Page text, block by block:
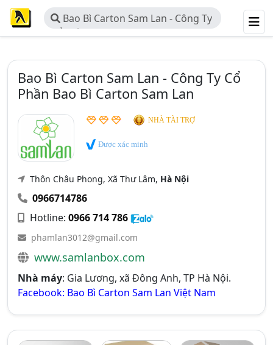
Bao Bì Carton Sam Lan - Công Ty
Cổ Phần Bao Bì Carton Sam Lan
Bao Bì Carton Sam Lan - Công Ty Cổ
Phần Bao Bì Carton Sam Lan
NHÀ TÀI TRỢ
Được xác minh
Thôn Châu Phong, Xã Thư Lâm, Hà Nội
0966714786
Hotline: 0966 714 786
phamlan3012@gmail.com
www.samlanbox.com
Nhà máy: Gia Lương, xã Đông Anh, TP Hà Nội.
Facebook: Bao Bì Carton Sam Lan Việt Nam